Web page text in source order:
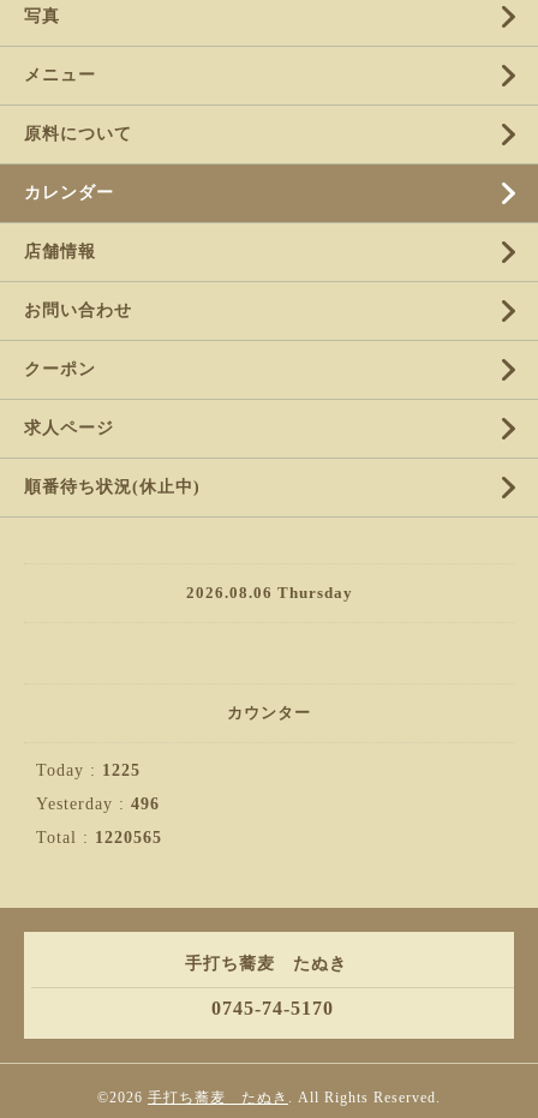
写真
メニュー
原料について
カレンダー
店舗情報
お問い合わせ
クーポン
求人ページ
順番待ち状況(休止中)
2026.08.06 Thursday
カウンター
Today : 1225
Yesterday : 496
Total : 1220565
手打ち蕎麦 たぬき
0745-74-5170
©2026 手打ち蕎麦 たぬき . All Rights Reserved.